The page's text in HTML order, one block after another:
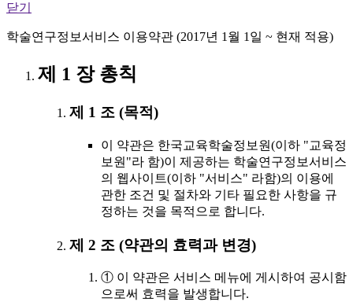
닫기
학술연구정보서비스 이용약관 (2017년 1월 1일 ~ 현재 적용)
제 1 장 총칙
제 1 조 (목적)
이 약관은 한국교육학술정보원(이하 "교육정
보원"라 함)이 제공하는 학술연구정보서비스
의 웹사이트(이하 "서비스" 라함)의 이용에
관한 조건 및 절차와 기타 필요한 사항을 규
정하는 것을 목적으로 합니다.
제 2 조 (약관의 효력과 변경)
① 이 약관은 서비스 메뉴에 게시하여 공시함
으로써 효력을 발생합니다.